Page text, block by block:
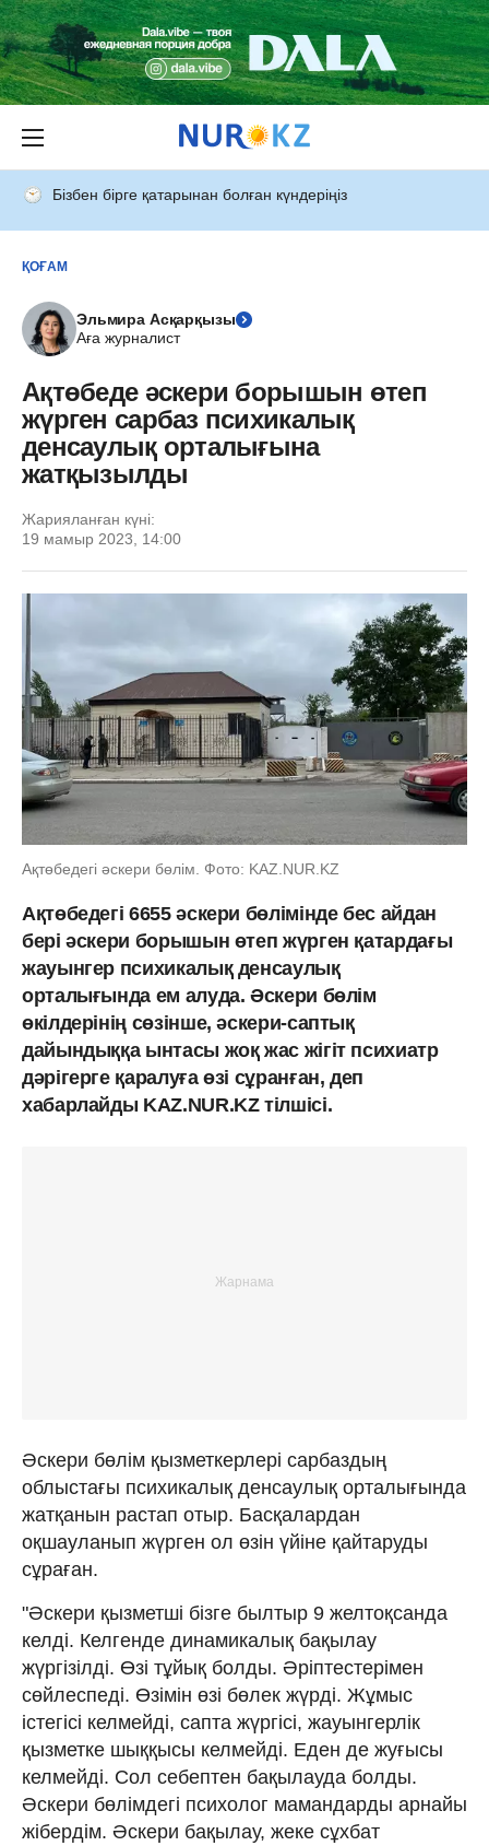
Бізбен бірге қатарынан болған күндеріңіз
ҚОҒАМ
Эльмира Асқарқызы
Аға журналист
Ақтөбеде әскери борышын өтеп
жүрген сарбаз психикалық
денсаулық орталығына
жатқызылды
Жарияланған күні:
19 мамыр 2023, 14:00
Ақтөбедегі әскери бөлім. Фото: KAZ.NUR.KZ
Ақтөбедегі 6655 әскери бөлімінде бес айдан
бері әскери борышын өтеп жүрген қатардағы
жауынгер психикалық денсаулық
орталығында ем алуда. Әскери бөлім
өкілдерінің сөзінше, әскери-саптық
дайындыққа ынтасы жоқ жас жігіт психиатр
дәрігерге қаралуға өзі сұранған, деп
хабарлайды KAZ.NUR.KZ тілшісі.
Әскери бөлім қызметкерлері сарбаздың
облыстағы психикалық денсаулық орталығында
жатқанын растап отыр. Басқалардан
оқшауланып жүрген ол өзін үйіне қайтаруды
сұраған.
"Әскери қызметші бізге былтыр 9 желтоқсанда
келді. Келгенде динамикалық бақылау
жүргізілді. Өзі тұйық болды. Әріптестерімен
сөйлеспеді. Өзімін өзі бөлек жүрді. Жұмыс
істегісі келмейді, сапта жүргісі, жауынгерлік
қызметке шыққысы келмейді. Еден де жуғысы
келмейді. Сол себептен бақылауда болды.
Әскери бөлімдегі психолог мамандарды арнайы
жібердім. Әскери бақылау, жеке сұхбат